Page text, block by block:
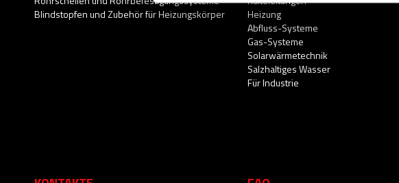
Blindstopfen und Zubehör für Heizungskörper
Heizung
Abfluss-Systeme
Gas-Systeme
Solarwärmetechnik
Salzhaltiges Wasser
Für Industrie